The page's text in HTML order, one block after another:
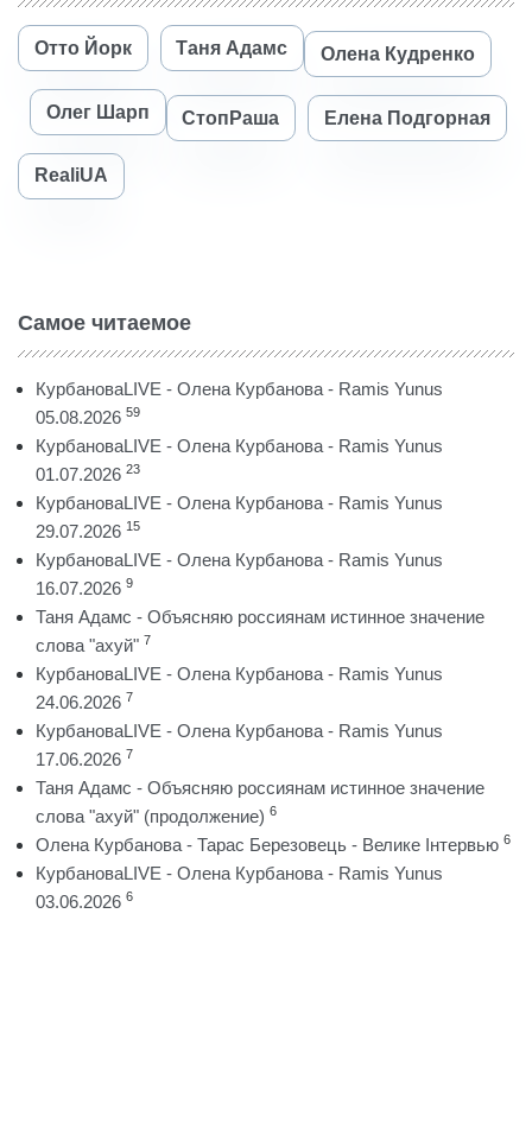
Отто Йорк Таня Адамс Олена Кудренко
Олег Шарп СтопРаша Елена Подгорная
RealiUA
Самое читаемое
КурбановаLIVE - Олена Курбанова - Ramis Yunus
05.08.2026 59
КурбановаLIVE - Олена Курбанова - Ramis Yunus
01.07.2026 23
КурбановаLIVE - Олена Курбанова - Ramis Yunus
29.07.2026 15
КурбановаLIVE - Олена Курбанова - Ramis Yunus
16.07.2026 9
Таня Адамс - Объясняю россиянам истинное значение
слова "ахуй" 7
КурбановаLIVE - Олена Курбанова - Ramis Yunus
24.06.2026 7
КурбановаLIVE - Олена Курбанова - Ramis Yunus
17.06.2026 7
Таня Адамс - Объясняю россиянам истинное значение
слова "ахуй" (продолжение) 6
Олена Курбанова - Тарас Березовець - Велике Інтервью 6
КурбановаLIVE - Олена Курбанова - Ramis Yunus
03.06.2026 6